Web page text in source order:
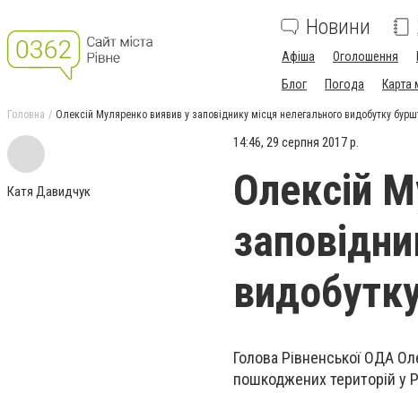
Новини
Афіша Оголошення
Блог
Погода Карта
Головна Олексій Муляренко виявив у заповіднику місця нелегального видобутку
Катя Давидчук
14:46, 29 серпня 2017 р.
Олексій
Голова Рівненської ОДА
пошкоджених територій у